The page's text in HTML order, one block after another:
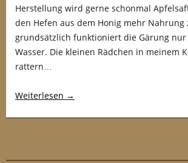
Herstellung wird gerne schonmal
den Hefen aus dem Honig mehr Nahrung
grundsätzlich funktioniert die Gärung
Wasser. Die kleinen Rädchen in meinem
rattern…
Weiterlesen →